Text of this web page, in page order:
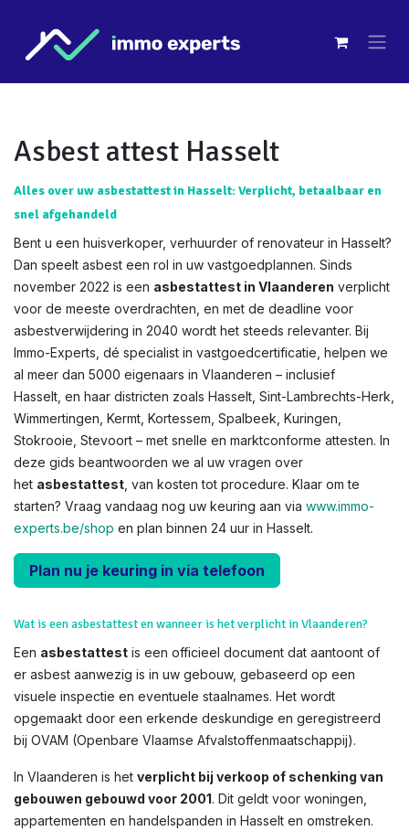
Asbest attest Hasselt
Alles over uw asbestattest in Hasselt: Verplicht, betaalbaar en
snel afgehandeld
Bent u een huisverkoper, verhuurder of renovateur in Hasselt?
Dan speelt asbest een rol in uw vastgoedplannen. Sinds
november 2022 is een asbestattest in Vlaanderen verplicht
voor de meeste overdrachten, en met de deadline voor
asbestverwijdering in 2040 wordt het steeds relevanter. Bij
Immo-Experts, dé specialist in vastgoedcertificatie, helpen we
al meer dan 5000 eigenaars in Vlaanderen – inclusief
Hasselt, en haar districten zoals Hasselt, Sint-Lambrechts-Herk,
Wimmertingen, Kermt, Kortessem, Spalbeek, Kuringen,
Stokrooie, Stevoort – met snelle en marktconforme attesten. In
deze gids beantwoorden we al uw vragen over
het asbestattest , van kosten tot procedure. Klaar om te
starten? Vraag vandaag nog uw keuring aan via www.immo-
experts.be/shop en plan binnen 24 uur in Hasselt.
Plan nu je keuring in via telefoon
Wat is een asbestattest en wanneer is het verplicht in Vlaanderen?
Een asbestattest is een officieel document dat aantoont of
er asbest aanwezig is in uw gebouw, gebaseerd op een
visuele inspectie en eventuele staalnames. Het wordt
opgemaakt door een erkende deskundige en geregistreerd
bij OVAM (Openbare Vlaamse Afvalstoffenmaatschappij).
In Vlaanderen is het verplicht bij verkoop of schenking van
gebouwen gebouwd voor 2001. Dit geldt voor woningen,
appartementen en handelspanden in Hasselt en omstreken.